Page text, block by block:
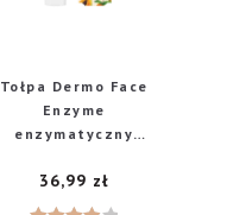
Tołpa Dermo Face
Enzyme
enzymatyczny
zaskórnikom, 40 ml
36,99 zł